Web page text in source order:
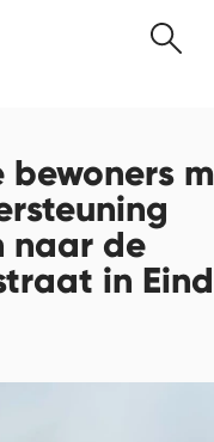
bewoners
naar de
in